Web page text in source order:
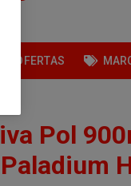
OFERTAS
Pol